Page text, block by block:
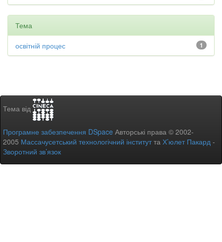
Тема
1
освітній процес
Тема від
Програмне забезпечення DSpace Авторські права © 2002-
2005 Массачусетський технологічний інститутта Х’юлет Пакард -
Зворотний зв’язок